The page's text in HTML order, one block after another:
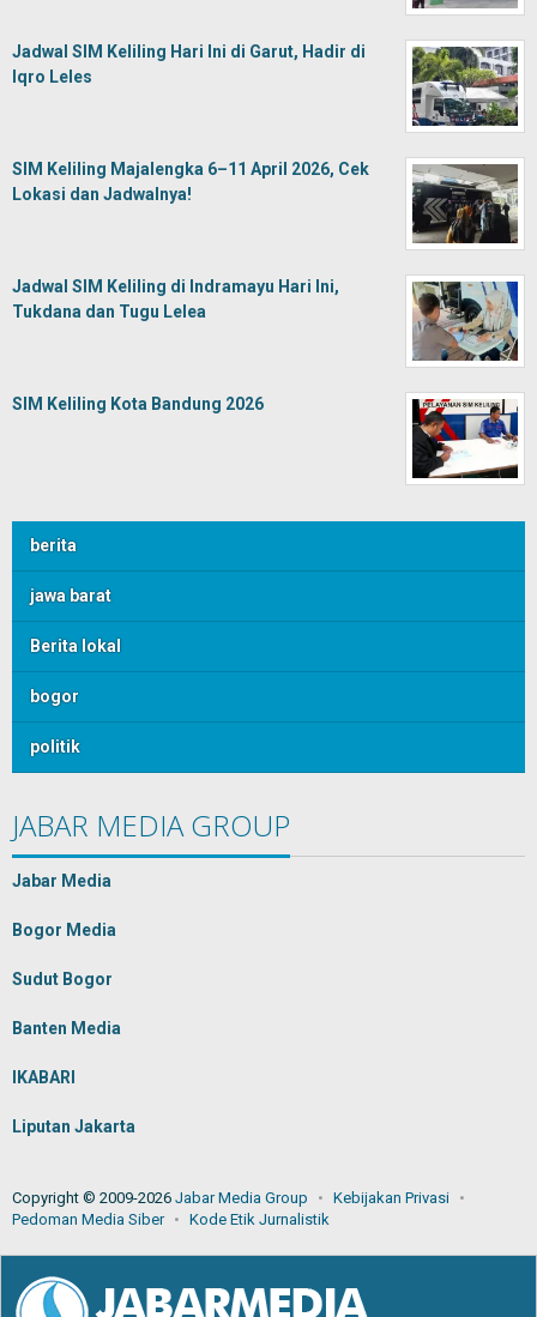
Jadwal SIM Keliling Hari Ini di Garut, Hadir di
Iqro Leles
SIM Keliling Majalengka 6–11 April 2026, Cek
Lokasi dan Jadwalnya!
Jadwal SIM Keliling di Indramayu Hari Ini,
Tukdana dan Tugu Lelea
SIM Keliling Kota Bandung 2026
berita
jawa barat
Berita lokal
bogor
politik
JABAR MEDIA GROUP
Jabar Media
Bogor Media
Sudut Bogor
Banten Media
IKABARI
Liputan Jakarta
Copyright © 2009-2026 Jabar Media Group
Kebijakan Privasi
Pedoman Media Siber
Kode Etik Jurnalistik